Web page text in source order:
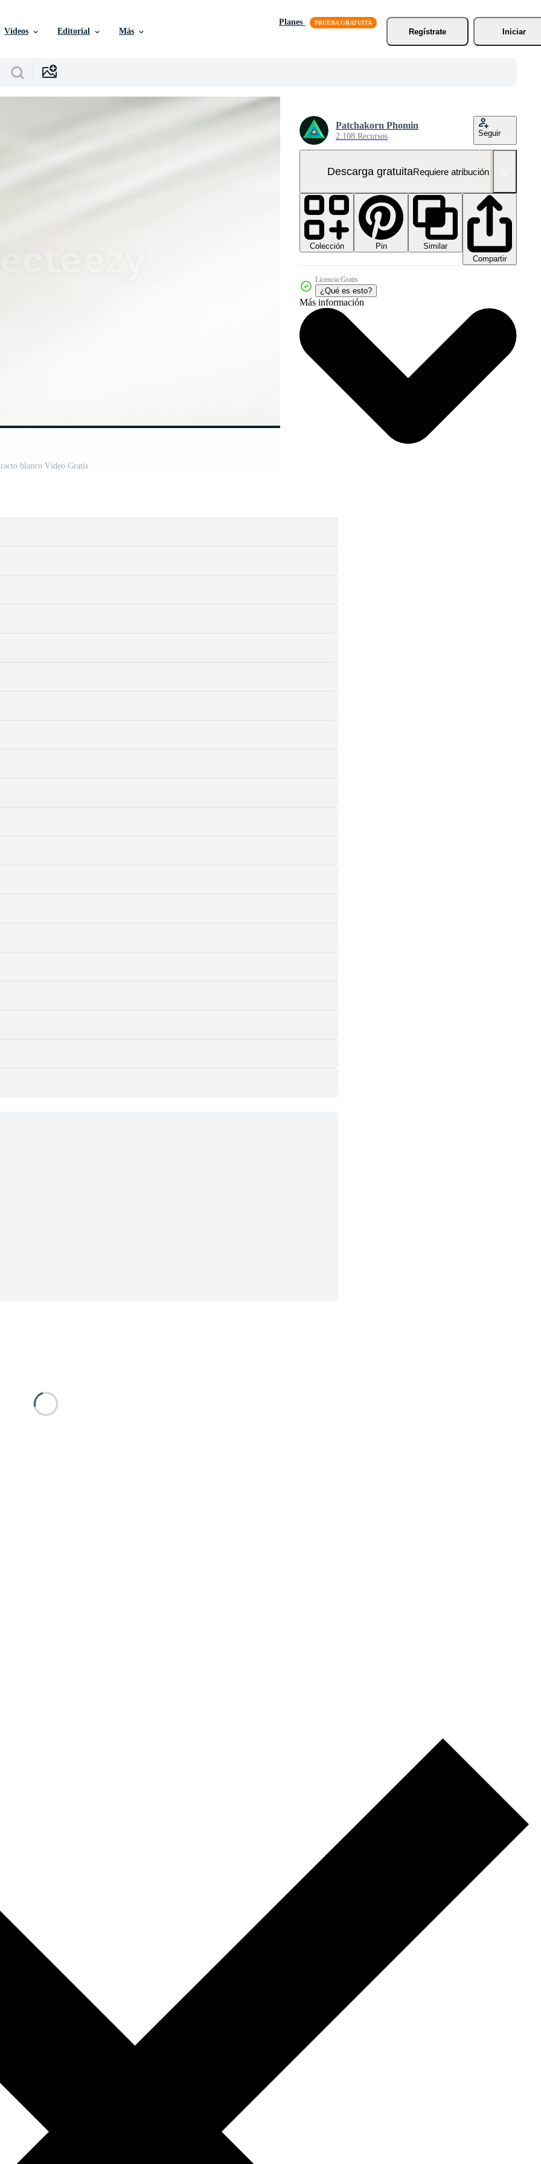
Vídeos Editorial Más
Planes
Regístrate
Iniciar
blanco Vídeo Gratis
Patchakorn Phomin
2.108 Recursos Seguir
Descarga gratuitaRequiere atribución
Colección Pin
Similar
Compartir
Licencia Gratis
¿Qué es esto?
Más información